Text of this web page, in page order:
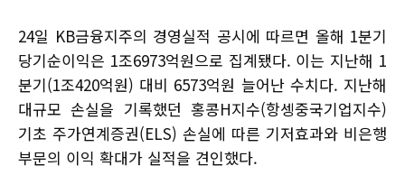
24일 KB금융지주의 경영실적 공시에 따르면 올해 1분기
당기순이익은 1조6973억원으로 집계됐다. 이는 지난해 1
분기(1조420억원) 대비 6573억원 늘어난 수치다. 지난해
대규모 손실을 기록했던 홍콩H지수(항셍중국기업지수)
기초 주가연계증권(ELS) 손실에 따른 기저효과와 비은행
부문의 이익 확대가 실적을 견인했다.